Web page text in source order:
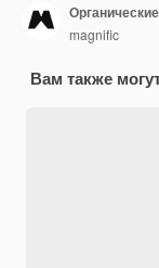
magnific
Вам также